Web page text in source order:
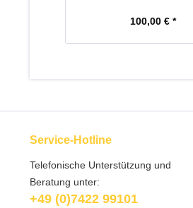
100,00 € *
Service-Hotline
Telefonische Unterstützung und
Beratung unter:
+49 (0)7422 99101